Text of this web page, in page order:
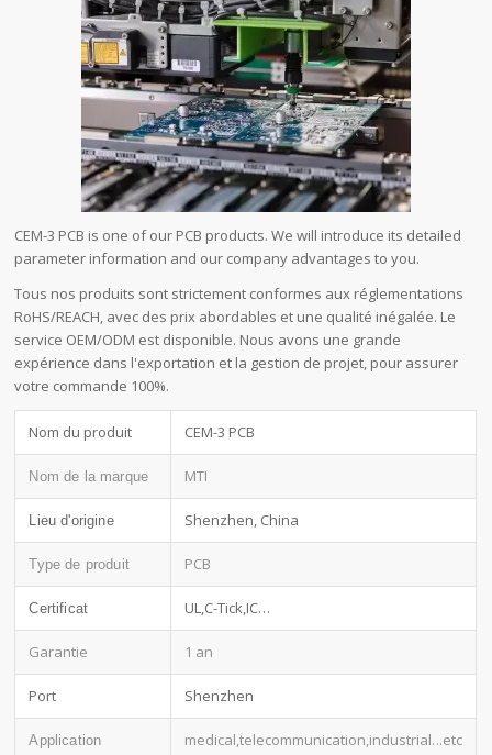
CEM-3 PCB is one of our PCB products. We will introduce its detailed
parameter information and our company advantages to you.
Tous nos produits sont strictement conformes aux réglementations
RoHS/REACH, avec des prix abordables et une qualité inégalée. Le
service OEM/ODM est disponible. Nous avons une grande
expérience dans l'exportation et la gestion de projet, pour assurer
votre commande 100%.
Nom du produit CEM-3 PCB
Nom de la marque MTI
Lieu d'origine Shenzhen, China
Type de produit PCB
Certificat UL,C-Tick,IC…
Garantie 1 an
Port Shenzhen
Application medical,telecommunication,industrial...etc